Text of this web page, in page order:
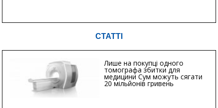
СТАТТІ
Лише на покупці одного
томографа збитки для
медицини Сум можуть сягати
20 мільйонів гривень